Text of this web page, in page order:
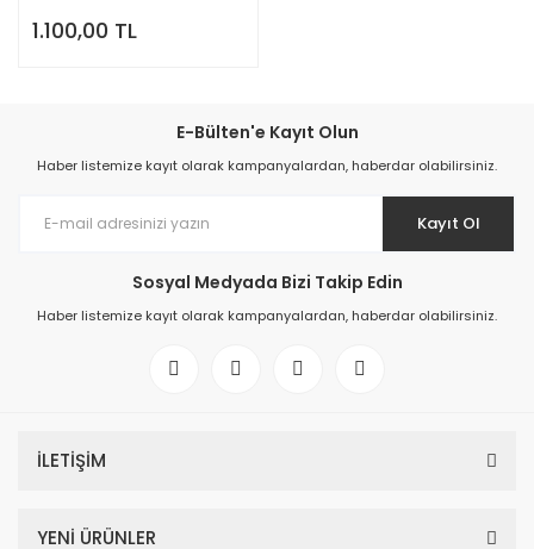
1.100,00 TL
E-Bülten'e Kayıt Olun
Haber listemize kayıt olarak kampanyalardan, haberdar olabilirsiniz.
Kayıt Ol
Sosyal Medyada Bizi Takip Edin
Haber listemize kayıt olarak kampanyalardan, haberdar olabilirsiniz.
İLETİŞİM
YENİ ÜRÜNLER